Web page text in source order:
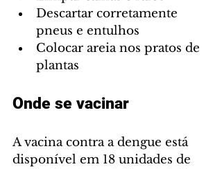
Descartar corretamente
pneus e entulhos
Colocar areia nos pratos de
plantas
Onde se vacinar
A vacina contra a dengue está
disponível em 18 unidades de